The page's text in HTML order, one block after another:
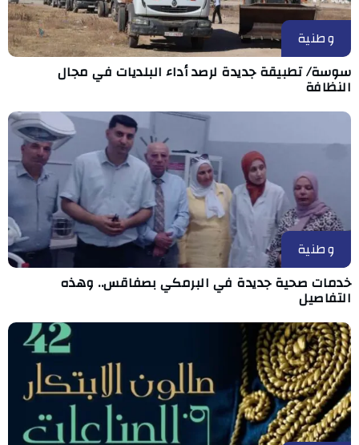
وطنية
سوسة/ تطبيقة جديدة لرصد أداء البلديات في مجال
النظافة
وطنية
خدمات صحية جديدة في البرمكي بصفاقس.. وهذه
التفاصيل